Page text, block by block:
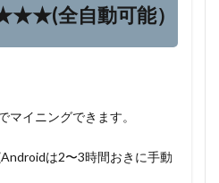
全自動可能）
マイニングできます。
は2〜3時間おきに手動